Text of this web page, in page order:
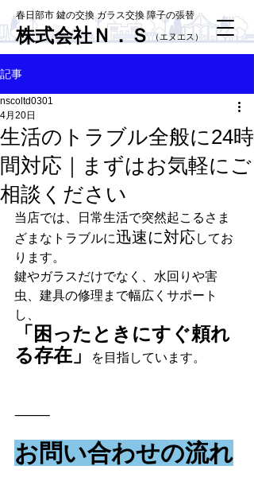
春日部市 鍵の交換 ガラス交換 障子の張替
株式会社Ｎ．Ｓ​（エヌエス）
記事
生活のトラブル全般に24時
間対応｜まずはお気軽にご
相談ください
nscoltd0301
4月20日
当店では、日常生活で突然起こるさま
ざまなトラブルに迅速に対応してお
ります。
鍵やガラスだけでなく、水回りや害
虫、建具の修理まで幅広くサポート
し、
「困ったときにすぐ頼れ
る存在」
を目指しています。
⸻
お問い合わせの流れ